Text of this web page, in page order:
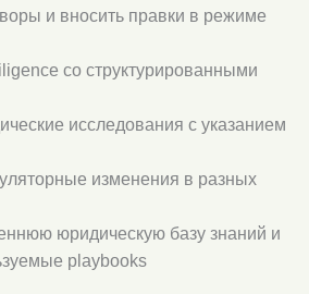
и вносить правки в режиме
со структурированными
исследования с указанием
изменения в разных
юридическую базу знаний и
playbooks